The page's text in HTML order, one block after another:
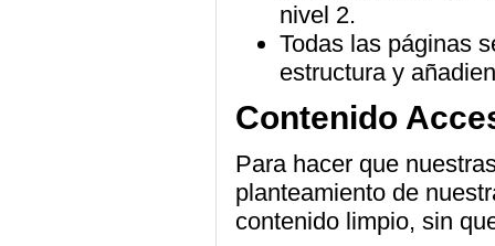
nivel 2.
Todas las páginas
estructura y
Contenido
Para hacer que
planteamiento de
contenido limpio, sin